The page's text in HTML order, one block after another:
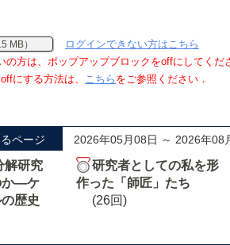
MB）
ログインできない方はこちら
の方は、ポップアップブロックをoffにしてくだ
にする方法は、 こちら をご参照ください．
ページ 2026年05月08日 ～ 2026年08
解研究
か―ケ
歴史
研究者としての私を形
作った「師匠」たち
(26回)